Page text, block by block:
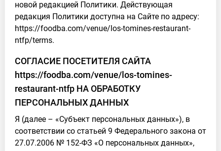
новой редакцией Политики. Действующая
редакция Политики доступна на Сайте по адресу:
https://foodba.com/venue/los-tomines-restaurant-
ntfp/terms.
СОГЛАСИЕ ПОСЕТИТЕЛЯ САЙТА
https://foodba.com/venue/los-tomines-
restaurant-ntfp НА ОБРАБОТКУ
ПЕРСОНАЛЬНЫХ ДАННЫХ
Я (далее – «Субъект персональных данных»), в
соответствии со статьей 9 Федерального закона от
27.07.2006 № 152-ФЗ «О персональных данных»,